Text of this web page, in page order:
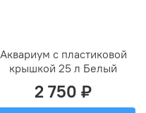
Аквариум с пластиковой
крышкой 25 л Белый
2 750 ₽